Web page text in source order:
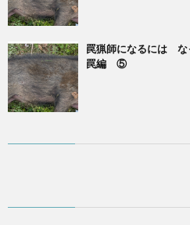
罠猟師になるには
罠編 ⑤